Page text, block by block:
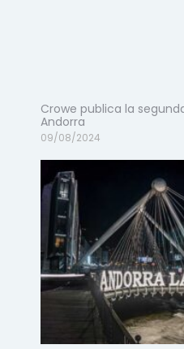
Crowe publica la
Andorra
09/08/2024